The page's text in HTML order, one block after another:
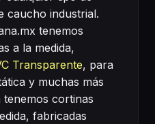
caucho industrial.
tenemos
a la medida,
Transparente, para
y muchas más
cortinas
fabricadas